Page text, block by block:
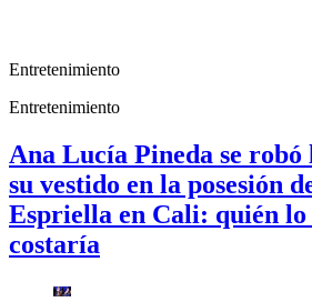
Entretenimiento
Entretenimiento
Ana Lucía Pineda se robó
su vestido en la posesión
Espriella en Cali: quién lo
costaría